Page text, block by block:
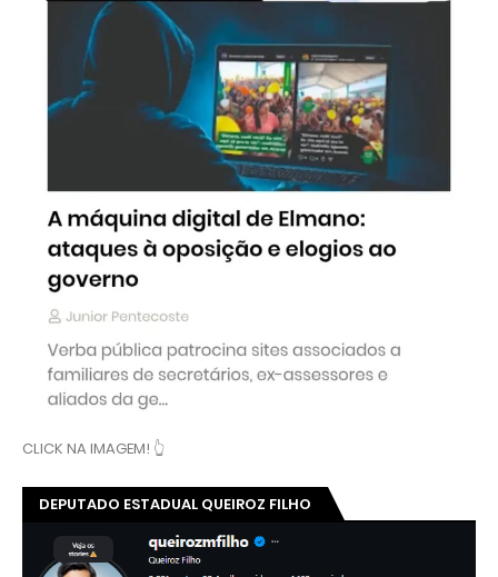
CLICK NA IMAGEM! 👆
DEPUTADO ESTADUAL QUEIROZ FILHO